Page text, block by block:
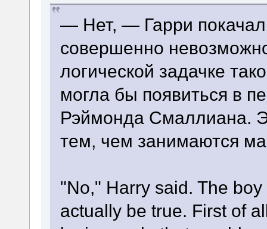
— Нет, — Гарри
совершенно
логической задачке
могла бы появиться в
Рэймонда Смаллиана.
тем, чем занимаются
"No," Harry said. The
actually be true. First of